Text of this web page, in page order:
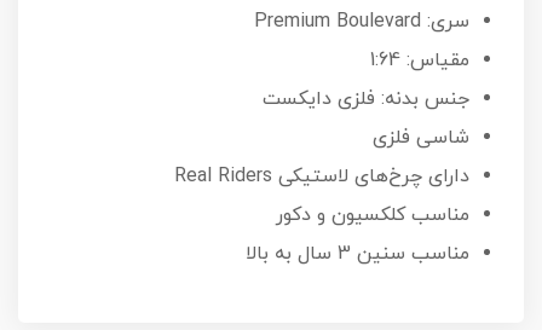
سری: Premium Boulevard
مقیاس: 1:64
جنس بدنه: فلزی دایکست
شاسی فلزی
دارای چرخ‌های لاستیکی Real Riders
مناسب کلکسیون و دکور
مناسب سنین 3 سال به بالا